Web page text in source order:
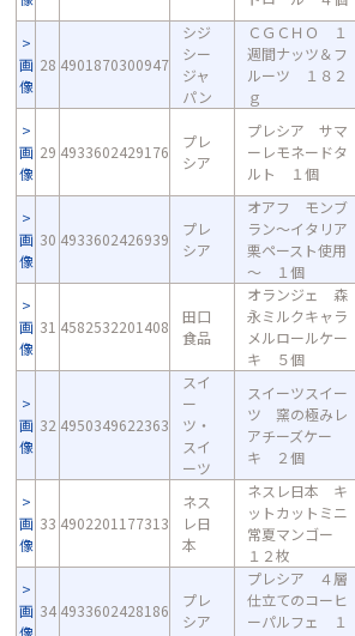
画
像
28 4901870300947
シジ
シー
ジャ
パン
ＣＧＣＨＯ １
週間ナッツ＆フ
ルーツ １８２
ｇ
画
像
29 4933602429176
プレ
シア
プレシア サマ
ーレモネードタ
ルト １個
画
像
30 4933602426939
プレ
シア
オアフ モンブ
ラン～イタリア
栗ペースト使用
～ １個
画
像
31 4582532201408
田口
食品
オランジェ 森
永ミルクキャラ
メルロールケー
キ ５個
画
像
32 4950349622363
スイ
ー
ツ・
スイ
ーツ
スイーツスイー
ツ 窯の極みレ
アチーズケー
キ ２個
画
像
33 4902201177313
ネス
レ日
本
ネスレ日本 キ
ットカットミニ
常夏マンゴー
１２枚
画
像
34 4933602428186
プレ
シア
プレシア ４層
仕立てのコーヒ
ーパルフェ １